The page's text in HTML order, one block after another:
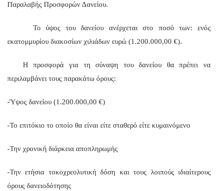
Παραλαβής Προσφορών Δανείου.
Το ύψος του δανείου ανέρχεται στο ποσό των: ενός
εκατομμυρίου διακοσίων χιλιάδων ευρώ (1.200.000,00 €).
Η προσφορά για τη σύναψη του δανείου θα πρέπει να
περιλαμβάνει τους παρακάτω όρους:
-Ύψος δανείου (1.200.000,00 €)
-Το επιτόκιο το οποίο θα είναι είτε σταθερό είτε κυμαινόμενο
-Την χρονική διάρκεια αποπληρωμής
-Την ετήσια τοκοχρεολυτική δόση και τους λοιπούς ιδιαίτερους
όρους δανειοδότησης